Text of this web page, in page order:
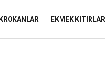
KROKANLAR EKMEK KITIRLARI